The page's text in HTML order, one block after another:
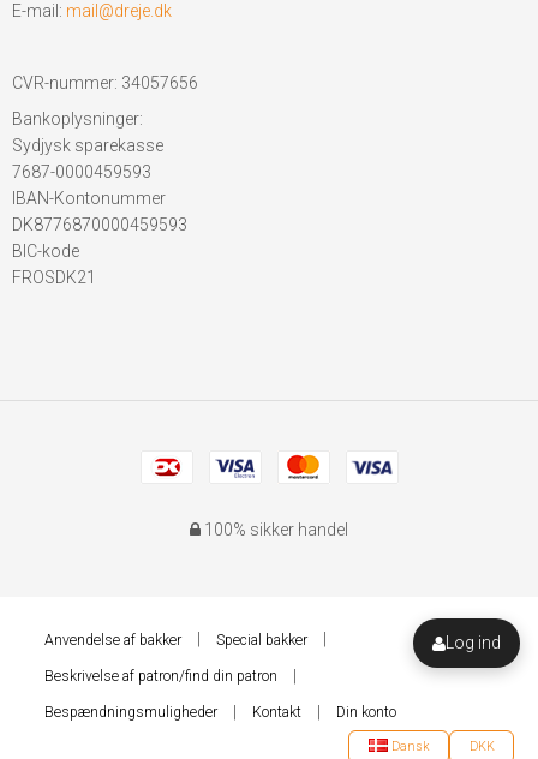
Log ind
E-mail : mail@dreje.dk
CVR-nummer: 34057656
Bankoplysninger:
Sydjysk sparekasse
7687-0000459593
IBAN-Kontonummer
DK8776870000459593
BIC-kode
FROSDK21
100% sikker handel
Anvendelse af bakker Special bakker
Beskrivelse af patron/find din patron
Bespændningsmuligheder Kontakt Din konto
DKK
Dansk